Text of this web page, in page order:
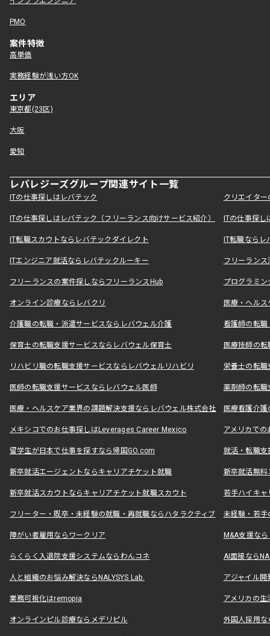
PMO
案件特徴
高単価
実務経験が浅い方OK
エリア
東京都(23区)
大阪
愛知
レバレジーズグループ関連サイト一覧
ITの仕事探しはレバテック クリエイタ
ITの仕事探しはレバテック（フリーランス向けサービス紹介） ITの仕事探
IT転職スカウトならレバテックダイレクト IT転職なら
ITエンジニア就活ならレバテックルーキー フリーラン
フリーランスの案件探しならフリーランスHub プログラミ
オンライン診療ならレバクリ 医療・ヘル
介護職の転職・派遣サービスならレバウェル介護 看護師の転
保育士の転職支援サービスならレバウェル保育士 医療技師の
リハビリ職の転職支援サービスならレバウェルリハビリ 栄養士の転
医師の転職支援サービスならレバウェル医師 薬剤師の転
医療・ヘルスケア業界の課題解決支援ならレバウェル株式会社 医療看護介
メキシコでのお仕事探しはLeverages Career Mexico アメリカで
留学生が日本で仕事を探すなら帰国GO.com 就活・転職
新卒就活エージェントならキャリアチケット就職 新卒就活無料
新卒就活スカウトならキャリアチケット就職スカウト 若手ハイキ
フリーター・既卒・未経験の就職・再就職ならハタラクティブ 未経験・若手
障がい者雇用ならワークリア M&A支援な
らくらく入退院支援システムならわんコネ AI面接なら
人と組織のお悩み解決ならNALYSYS Lab. アジャイル
業務可視化はremopia アメリカの
オンラインピル診療ならメデリピル 外国人採用